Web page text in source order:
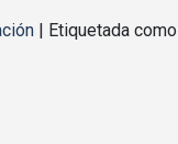
Etiquetada como